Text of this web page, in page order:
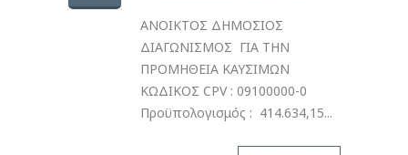
ΑΝΟΙΚΤΟΣ ΔΗΜΟΣΙΟΣ
ΔΙΑΓΩΝΙΣΜΟΣ ΓΙΑ ΤΗΝ
ΠΡΟΜΗΘΕΙΑ ΚΑΥΣΙΜΩΝ
ΚΩΔΙΚΟΣ CPV : 09100000-0
Προϋπολογισμός : 414.634,15...